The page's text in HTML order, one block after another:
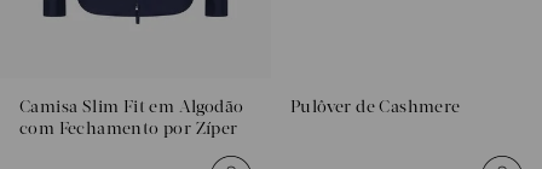
Camisa Slim Fit em Algodão
com Fechamento por Zíper
Pulôver de Cashmere
Armani/Silos